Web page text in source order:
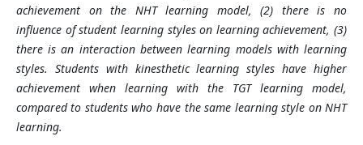
achievement on the NHT learning model, (2) there is no
influence of student learning styles on learning achievement, (3)
there is an interaction between learning models with learning
styles. Students with kinesthetic learning styles have higher
achievement when learning with the TGT learning model,
compared to students who have the same learning style on NHT
learning.